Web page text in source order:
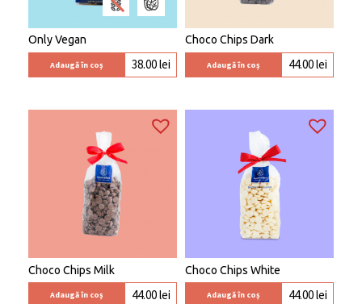
Only Vegan
Adaugă în coș 38.00lei
Choco Chips Dark
Adaugă în coș 44.00lei
Choco Chips Milk
Adaugă în coș 44.00lei
Choco Chips White
Adaugă în coș 44.00lei